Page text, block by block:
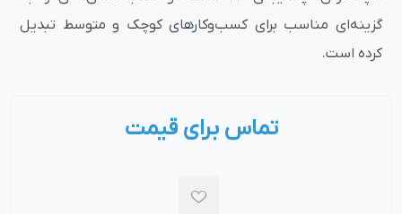
گزینه‌ای مناسب برای کسب‌وکارهای کوچک و متوسط تبدیل
کرده است.
تماس برای قیمت